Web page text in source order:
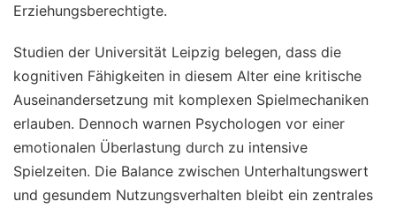
Erziehungsberechtigte.
Studien der Universität Leipzig belegen, dass die
kognitiven Fähigkeiten in diesem Alter eine kritische
Auseinandersetzung mit komplexen Spielmechaniken
erlauben. Dennoch warnen Psychologen vor einer
emotionalen Überlastung durch zu intensive
Spielzeiten. Die Balance zwischen Unterhaltungswert
und gesundem Nutzungsverhalten bleibt ein zentrales